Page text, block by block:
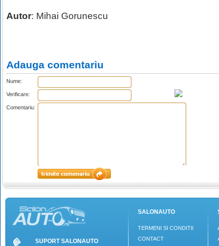
Autor: Mihai Gorunescu
Adauga comentariu
Nume:
Verificare:
Comentariu:
SUPORT SALONAUTO
SALONAUTO
TERMENI SI CONDITII
CONTACT